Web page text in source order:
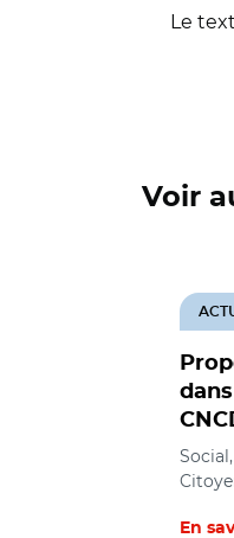
Le
Voir
En